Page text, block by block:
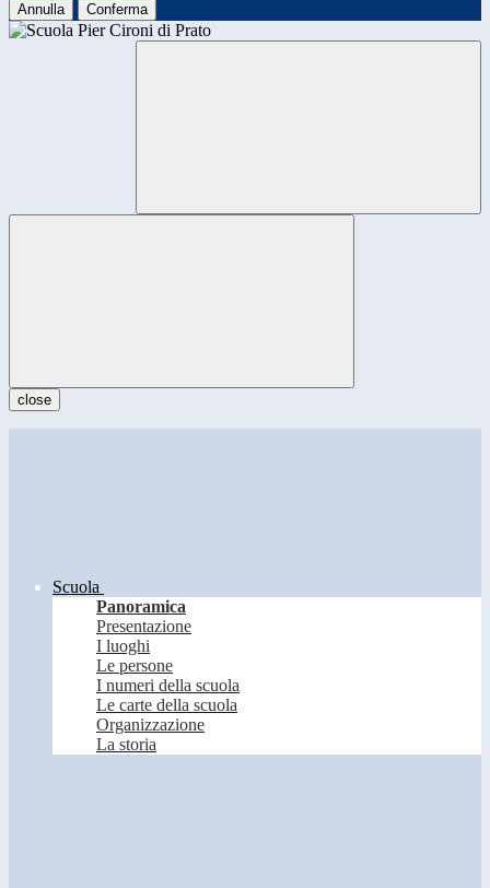
Annulla Conferma
close
Scuola
Panoramica
Presentazione
I luoghi
Le persone
I numeri della scuola
Le carte della scuola
Organizzazione
La storia